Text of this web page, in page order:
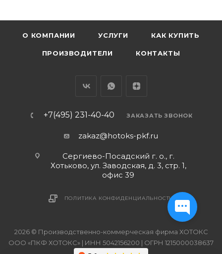
О КОМПАНИИ УСЛУГИ КАК КУПИТЬ
ПРОИЗВОДИТЕЛИ КОНТАКТЫ
+7(495) 231-40-40 ЗАКАЗАТЬ ЗВОНОК
zakaz@hotoks-pkf.ru
Сергиево-Посадский г. о., г.
Хотьково, ул. Заводская, д. 3, стр. 1,
офис 39
ПОЛИТИКА КОНФИДЕНЦИАЛЬНОСТИ
2026 © Производственно-коммерческая фирма ХОТОКС
ООО «ПКФ ХОТОКС» | ИНН 5042156200 | ОГРН 1215000038637